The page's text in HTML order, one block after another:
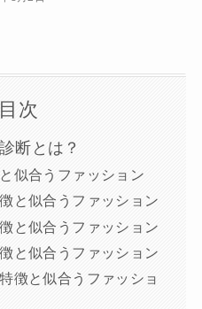
目次
断とは？
似合うファッション
と似合うファッション
と似合うファッション
と似合うファッション
徴と似合うファッショ